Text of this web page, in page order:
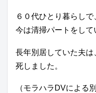
６０代ひとり暮らし
今は清掃パートをして
長年別居していた夫
死しました。
（モラハラDVによる